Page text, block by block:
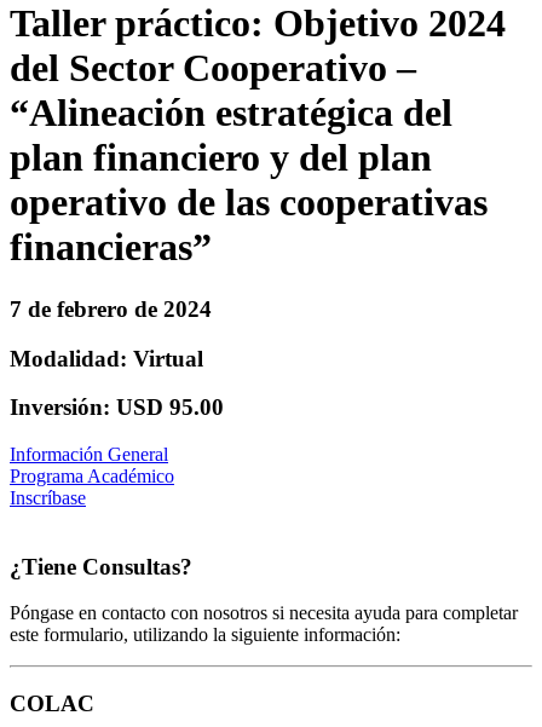
Taller práctico: Objetivo 2024
del Sector Cooperativo –
“Alineación estratégica del
plan financiero y del plan
operativo de las cooperativas
financieras”
7 de febrero de 2024
Modalidad: Virtual
Inversión: USD 95.00
Información General
Programa Académico
Inscríbase
¿Tiene Consultas?
Póngase en contacto con nosotros si necesita ayuda para completar
este formulario, utilizando la siguiente información:
COLAC